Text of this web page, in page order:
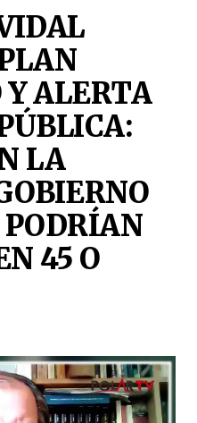
Y ALERTA
LA
45 O